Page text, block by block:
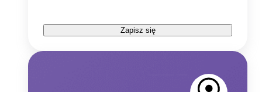
Zapisz się